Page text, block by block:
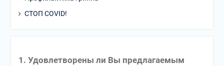
СТОП COVID!
1. Удовлетворены ли Вы предлагаемым